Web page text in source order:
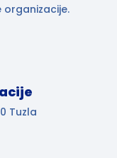
organizacije.
Tuzla